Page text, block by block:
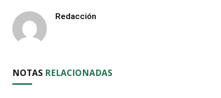
Redacción
NOTAS RELACIONADAS